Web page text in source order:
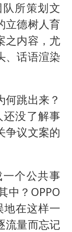
所策划文
立德树人育
之内容，尤
、话语渲染
何跳出来？
没了解事
争议文案的
个公共事
中？OPPO
地在这样一
流量而忘记